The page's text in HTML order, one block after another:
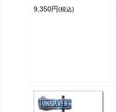
9,350円(税込)